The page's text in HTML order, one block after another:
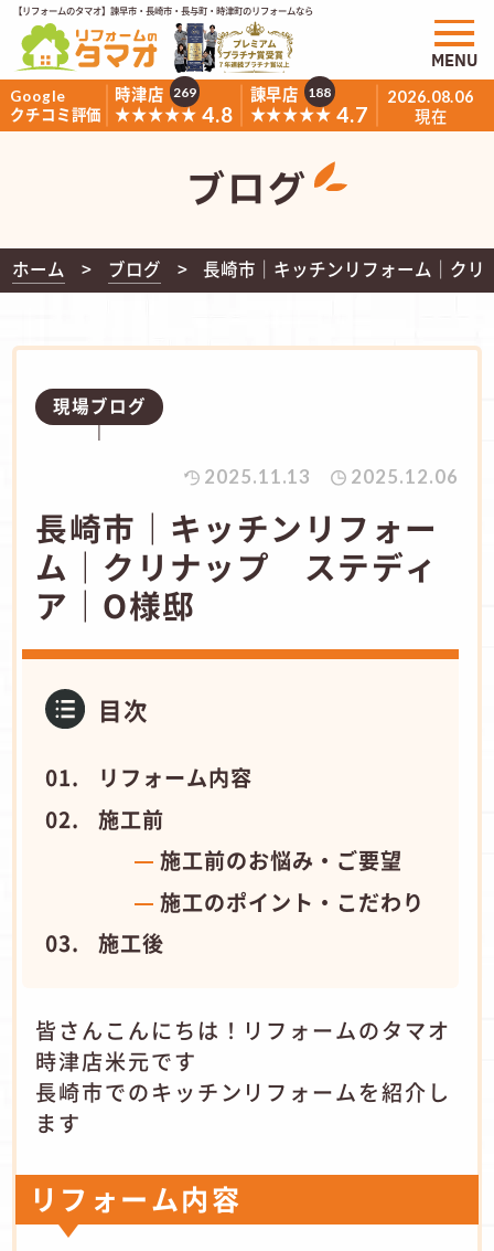
【リフォームのタマオ】諫早市・長崎市・長与町・時津町のリフォームなら
Google
クチコミ評価
時津店
★★★★★ 4.8
269
諫早店
★★★★★ 4.7
188 2026.08.06
現在
MENU
ブログ
ホーム ブログ 長崎市｜キッチンリフォーム｜ク
現場ブログ
2025.11.13 2025.12.06
長崎市｜キッチンリフォー
ム｜クリナップ ステディ
ア｜O様邸
目次
リフォーム内容
施工前
施工前のお悩み・ご要望
施工のポイント・こだわり
施工後
皆さんこんにちは！リフォームのタマオ
時津店米元です
長崎市でのキッチンリフォームを紹介し
ます
リフォーム内容